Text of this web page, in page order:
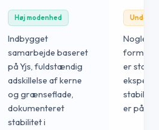
Høj modenhed
Indbygget
samarbejde baseret
på Yjs, fuldstændig
adskillelse af kerne
og grænseflade,
dokumenteret
stabilitet i
Under
Nogle
er stadig
er